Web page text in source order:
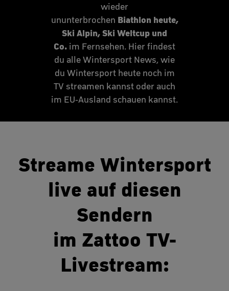
wieder
ununterbrochen Biathlon heute,
Ski Alpin, Ski Weltcup und
Co. im Fernsehen. Hier findest
du alle Wintersport News, wie
du Wintersport heute noch im
TV streamen kannst oder auch
im EU-Ausland schauen kannst.
Streame Wintersport
live auf diesen
Sendern
im Zattoo TV-
Livestream: